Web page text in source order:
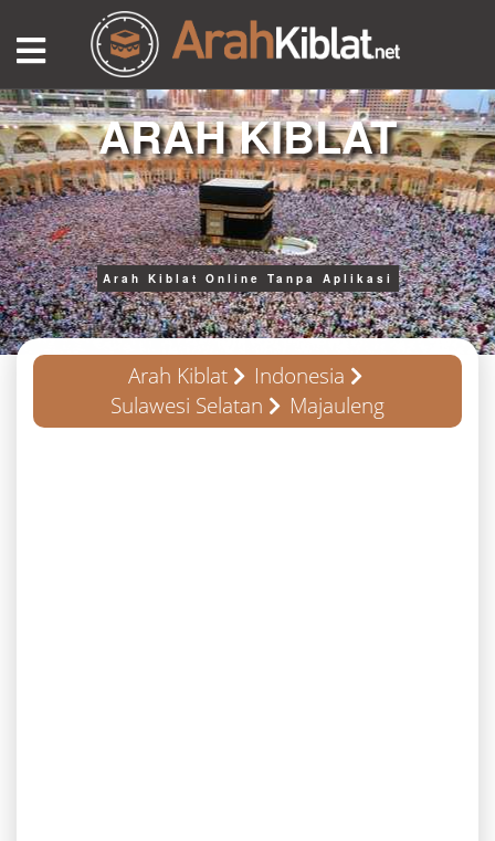
ARAH KIBLAT
Arah Kiblat Online Tanpa Aplikasi
Arah Kiblat
Indonesia
Sulawesi Selatan
Majauleng